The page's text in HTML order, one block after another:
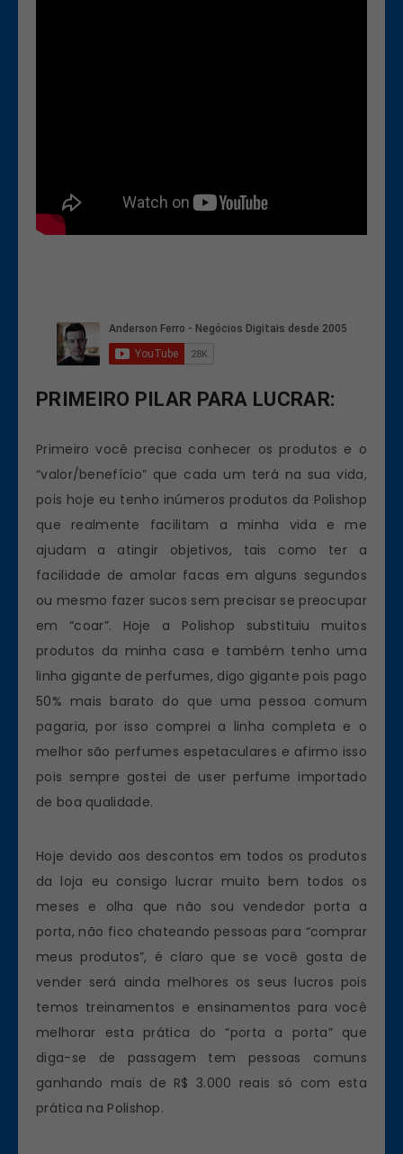
PRIMEIRO PILAR PARA LUCRAR:
Primeiro você precisa conhecer os produtos e o
“valor/benefício” que cada um terá na sua vida,
pois hoje eu tenho inúmeros produtos da Polishop
que realmente facilitam a minha vida e me
ajudam a atingir objetivos, tais como ter a
facilidade de amolar facas em alguns segundos
ou mesmo fazer sucos sem precisar se preocupar
em “coar”. Hoje a Polishop substituiu muitos
produtos da minha casa e também tenho uma
linha gigante de perfumes, digo gigante pois pago
50% mais barato do que uma pessoa comum
pagaria, por isso comprei a linha completa e o
melhor são perfumes espetaculares e afirmo isso
pois sempre gostei de user perfume importado
de boa qualidade.
Hoje devido aos descontos em todos os produtos
da loja eu consigo lucrar muito bem todos os
meses e olha que não sou vendedor porta a
porta, não fico chateando pessoas para “comprar
meus produtos”, é claro que se você gosta de
vender será ainda melhores os seus lucros pois
temos treinamentos e ensinamentos para você
melhorar esta prática do “porta a porta” que
diga-se de passagem tem pessoas comuns
ganhando mais de R$ 3.000 reais só com esta
prática na Polishop.